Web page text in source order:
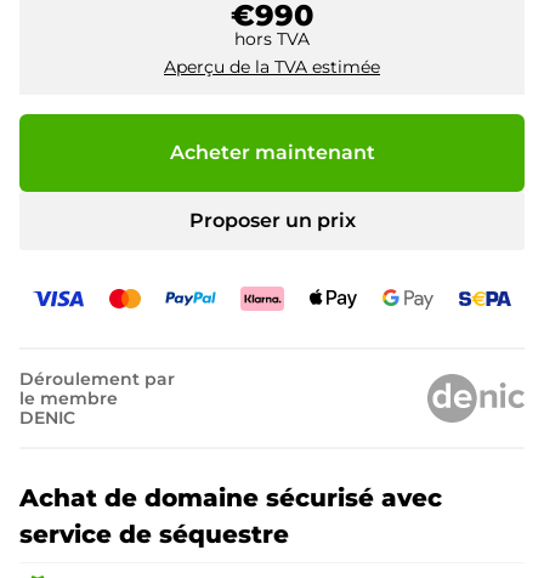
€990
hors TVA
Aperçu de la TVA estimée
Acheter maintenant
Proposer un prix
Déroulement par
le membre
DENIC
Achat de domaine sécurisé avec
service de séquestre